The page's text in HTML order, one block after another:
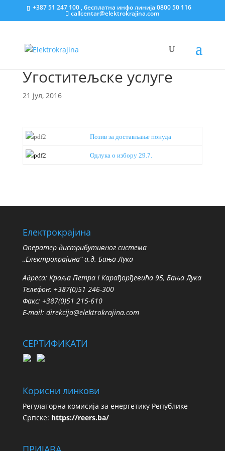
+387 51 247 100 , бесплатна инфо линија 0800 50 116
callcentar@elektrokrajina.com
Угоститељске услуге
21 јул, 2016
Позив за достављање понуда
Одлука о избору 29.7.
Електрокрајина
Oператер дистрибутивног система
„Електрокрајина“ а.д. Бања Лука
Адреса: Краља Петра I Карађорђевића 95, Бања Лука
Телефон: +387(0)51 246-300
Факс: +387(0)51 215-610
E-mail: direkcija@elektrokrajina.com
СЕРТИФИКАТИ
Корисни линкови
Регулаторна комисија за енергетику Републике
Српске: https://reers.ba/